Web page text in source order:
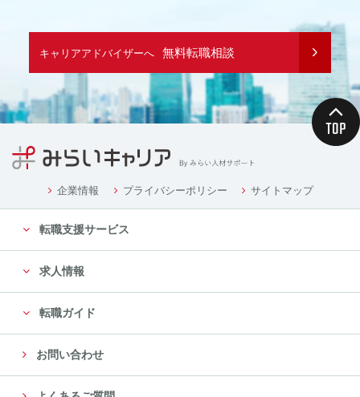
キャリアアドバイザーへ 無料転職相談
企業情報 プライバシーポリシー サイトマップ
転職支援サービス
求人情報
転職ガイド
お問い合わせ